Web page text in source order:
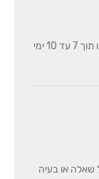
אנו מחזיקים מלאי קבוע ומספקים את רוב מוצרינו תוך 7 עד 10 ימי
שאלה או בעיה